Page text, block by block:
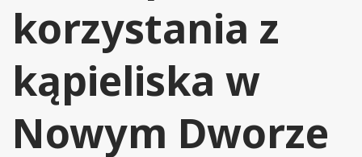
korzystania z
kąpieliska w
Nowym Dworze